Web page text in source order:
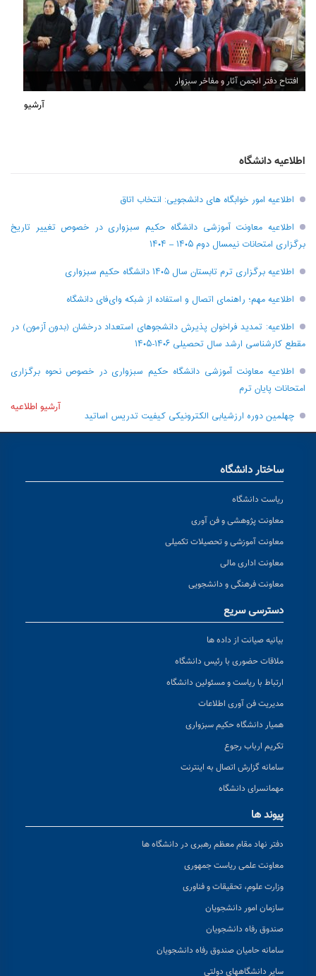
افتتاح دفتر انجمن آثار و مفاخر سبزوار
آرشیو
اطلاعیه دانشگاه
اطلاعیه امور خوابگاه های دانشجویی: انتخاب اتاق
اطلاعیه معاونت آموزشی دانشگاه حکیم سبزواری در خصوص تغییر تاریخ
برگزاری امتحانات نیمسال دوم ۱۴۰۵ – ۱۴۰۴
اطلاعیه برگزاری ترم تابستان سال ۱۴۰۵ دانشگاه حکیم سبزواری
اطلاعیه مهم؛ راهنمای اتصال و استفاده از شبکه وای‌فای دانشگاه
اطلاعیه: تمدید فراخوان پذیرش دانشجو‌های استعداد درخشان (بدون آزمون) در
مقطع کارشناسی ارشد سال تحصیلی ۱۴۰۶-۱۴۰۵
اطلاعیه معاونت آموزشی دانشگاه حکیم سبزواری در خصوص نحوه برگزاری
امتحانات پایان ترم
چهلمین دوره ارزشیابی الکترونیکی کیفیت تدریس اساتید
آرشیو اطلاعیه
ساختار دانشگاه
ریاست دانشگاه
معاونت پژوهشی و فن آوری
معاونت آموزشی و تحصیلات تکمیلی
معاونت اداری مالی
معاونت فرهنگی و دانشجویی
دسترسی سریع
بیانیه صیانت از داده ها
ملاقات حضوری با رئیس دانشگاه
ارتباط با ریاست و مسئولین دانشگاه
مدیریت فن آوری اطلاعات
همیار دانشگاه حکیم سبزواری
تکریم ارباب رجوع
سامانه گزارش اتصال به اینترنت
مهمانسرای دانشگاه
پیوند ها
دفتر نهاد مقام معظم رهبری در دانشگاه ها
معاونت علمی ریاست جمهوری
وزارت علوم، تحقیقات و فناوری
سازمان امور دانشجویان
صندوق رفاه دانشجویان
سامانه حامیان صندوق رفاه دانشجویان
سایر دانشگاههای دولتی